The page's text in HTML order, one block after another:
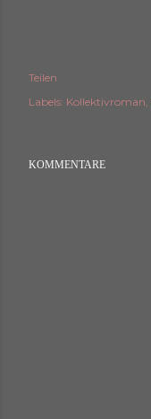
Teilen
Labels: Kollektivroman
KOMMENTARE